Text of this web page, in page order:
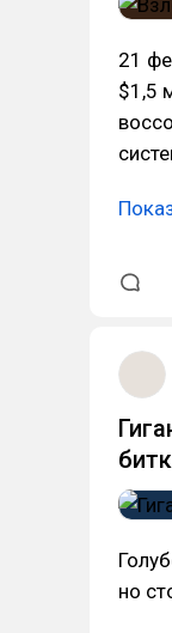
21
$1,5
но